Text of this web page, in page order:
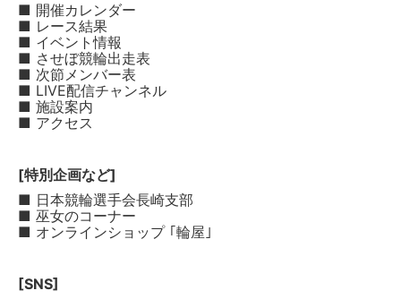
■ 開催カレンダー
■ レース結果
■ イベント情報
■ させぼ競輪出走表
■ 次節メンバー表
■ LIVE配信チャンネル
■ 施設案内
■ アクセス
[特別企画など]
■ 日本競輪選手会長崎支部
■ 巫女のコーナー
■ オンラインショップ ｢輪屋｣
[SNS]